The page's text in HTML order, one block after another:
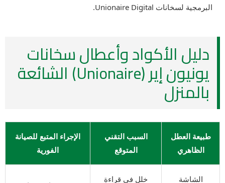
البرمجية لسخانات Unionaire Digital.
دليل الأكواد وأعطال سخانات
يونيون إير (Unionaire) الشائعة
بالمنزل
طبيعة العطل
الظاهري
السبب التقني
المتوقع
الإجراء المتبع للصيانة
الفورية
الشاشة
خلل في قراءة